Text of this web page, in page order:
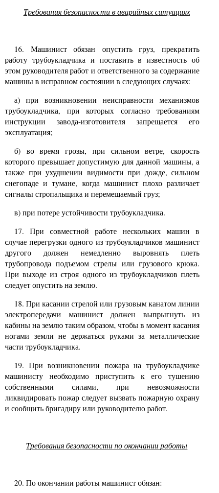
Требования безопасности в аварийных ситуациях
16. Машинист обязан опустить груз, прекратить
работу трубоукладчика и поставить в известность об
этом руководителя работ и ответственного за содержание
машины в исправном состоянии в следующих случаях:
а) при возникновении неисправности механизмов
трубоукладчика, при которых согласно требованиям
инструкции завода-изготовителя запрещается его
эксплуатация;
б) во время грозы, при сильном ветре, скорость
которого превышает допустимую для данной машины, а
также при ухудшении видимости при дожде, сильном
снегопаде и тумане, когда машинист плохо различает
сигналы стропальщика и перемещаемый груз;
в) при потере устойчивости трубоукладчика.
17. При совместной работе нескольких машин в
случае перегрузки одного из трубоукладчиков машинист
другого должен немедленно выровнять плеть
трубопровода подъемом стрелы или грузового крюка.
При выходе из строя одного из трубоукладчиков плеть
следует опустить на землю.
18. При касании стрелой или грузовым канатом линии
электропередачи машинист должен выпрыгнуть из
кабины на землю таким образом, чтобы в момент касания
ногами земли не держаться руками за металлические
части трубоукладчика.
19. При возникновении пожара на трубоукладчике
машинисту необходимо приступить к его тушению
собственными силами, при невозможности
ликвидировать пожар следует вызвать пожарную охрану
и сообщить бригадиру или руководителю работ.
Требования безопасности по окончании работы
20. По окончании работы машинист обязан: